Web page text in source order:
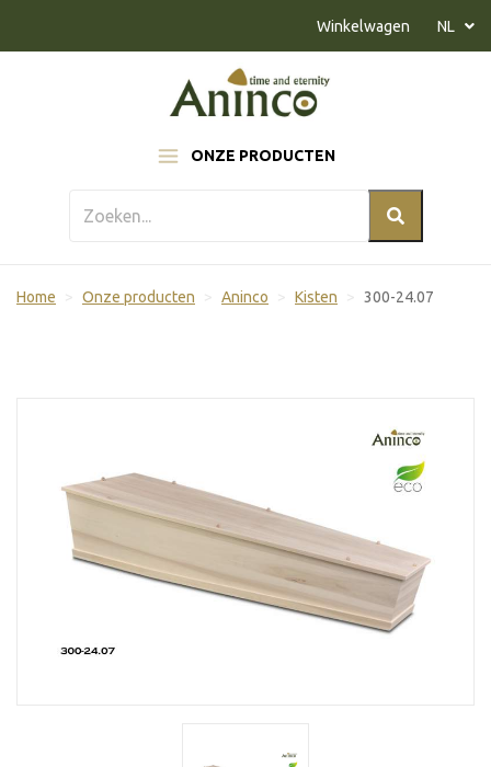
ONZE PRODUCTEN
Winkelwagen NL
Home Onze producten Aninco Kisten 300-24.07